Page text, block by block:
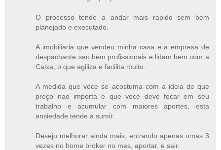
O processo tende a andar mais rapido sem bem
planejado e executado.
A imobiliaria que vendeu minha casa e a empresa de
despachante sao bem profissionais e lidam bem com a
Caixa, o que agiliza e facilita muito.
A medida que voce se acostuma com a ideia de que
preço nao importa e que voce deve focar em seu
trabalho e acumular com maiores aportes, esta
ansiedade tende a sumir.
Desejo melhorar ainda mais, entrando apenas umas 3
vezes no home broker no mes, aportar, e sair.